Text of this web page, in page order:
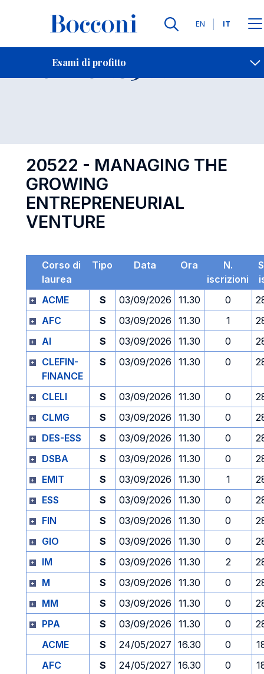
Lingue
EN IT
Esami di profitto
Contatti
Esame 20522 Open
20522 - MANAGING THE
GROWING
ENTREPRENEURIAL
VENTURE
Corso di
laurea
Tipo Data Ora
N.
iscrizioni
ACME
S 03/09/2026 11.30 0
AFC
S 03/09/2026 11.30 1
AI
S 03/09/2026 11.30 0
CLEFIN-
FINANCE
S 03/09/2026 11.30 0
CLELI S 03/09/2026 11.30 0
CLMG
S 03/09/2026 11.30 0
DES-ESS
S 03/09/2026 11.30 0
DSBA
S 03/09/2026 11.30 0
EMIT
S 03/09/2026 11.30 1
ESS
S 03/09/2026 11.30 0
FIN
S 03/09/2026 11.30 0
GIO
S 03/09/2026 11.30 0
IM
S 03/09/2026 11.30 2
M
S 03/09/2026 11.30 0
MM
S 03/09/2026 11.30 0
PPA
S 03/09/2026 11.30 0
ACME
S 24/05/2027 16.30 0
AFC
S 24/05/2027 16.30 0